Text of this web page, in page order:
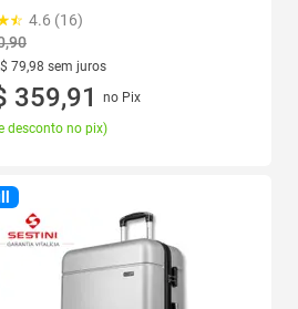
4.6 (16)
79,98 sem juros
R$ 79,98 sem juros
359,91
no Pix
desconto no pix)